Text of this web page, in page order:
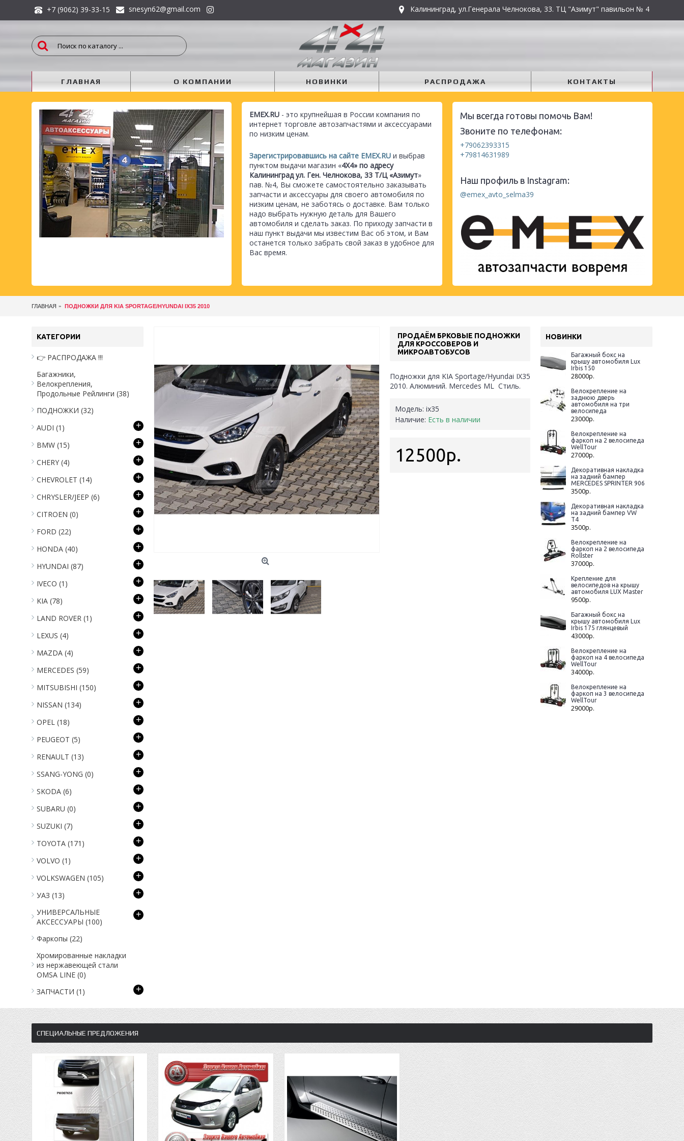
+7 (9062) 39-33-15 snesyn62@gmail.com Калининград, ул.Генерала Челнокова, 33. ТЦ "Азимут" павильон № 4
ГЛАВНАЯ О КОМПАНИИ НОВИНКИ РАСПРОДАЖА КОНТАКТЫ
EMEX.RU - это крупнейшая в России компания по
интернет торговле автозапчастями и аксессуарами
по низким ценам.
Зарегистрировавшись на сайте EMEX.RU и выбрав
пунктом выдачи магазин «4Х4» по адресу
Калининград ул. Ген. Челнокова, 33 Т/Ц «Азимут»
пав. №4, Вы сможете самостоятельно заказывать
запчасти и аксессуары для своего автомобиля по
низким ценам, не заботясь о доставке. Вам только
надо выбрать нужную деталь для Вашего
автомобиля и сделать заказ. По приходу запчасти в
наш пункт выдачи мы известим Вас об этом, и Вам
останется только забрать свой заказ в удобное для
Вас время.
Мы всегда готовы помочь Вам!
Звоните по телефонам:
+79062393315
+79814631989
Наш профиль в Instagram:
@emex_avto_selma39
ГЛАВНАЯ ПОДНОЖКИ ДЛЯ KIA SPORTAGE/HYUNDAI IX35 2010
КАТЕГОРИИ
👉 РАСПРОДАЖА !!!
Багажники,
Велокрепления,
Продольные Рейлинги (38)
ПОДНОЖКИ (32)
AUDI (1) +
BMW (15) +
CHERY (4) +
CHEVROLET (14) +
CHRYSLER/JEEP (6) +
CITROEN (0) +
FORD (22) +
HONDA (40) +
HYUNDAI (87) +
IVECO (1) +
KIA (78) +
LAND ROVER (1) +
LEXUS (4) +
MAZDA (4) +
MERCEDES (59) +
MITSUBISHI (150) +
NISSAN (134) +
OPEL (18) +
PEUGEOT (5) +
RENAULT (13) +
SSANG-YONG (0) +
SKODA (6) +
SUBARU (0) +
SUZUKI (7) +
TOYOTA (171) +
VOLVO (1) +
VOLKSWAGEN (105) +
УАЗ (13) +
УНИВЕРСАЛЬНЫЕ
АКСЕССУАРЫ (100)
+
Фаркопы (22)
Хромированные накладки
из нержавеющей стали
OMSA LINE (0)
ЗАПЧАСТИ (1) +
НОВИНКИ
Багажный бокс на
крышу автомобиля Lux
Irbis 150
28000р.
Велокрепление на
заднюю дверь
автомобиля на три
велосипеда
23000р.
Велокрепление на
фаркоп на 2 велосипеда
WellTour
27000р.
Декоративная накладка
на задний бампер
MERCEDES SPRINTER 906
3500р.
Декоративная накладка
на задний бампер VW
T4
3500р.
Велокрепление на
фаркоп на 2 велосипеда
Rollster
37000р.
Крепление для
велосипедов на крышу
автомобиля LUX Master
9500р.
Багажный бокс на
крышу автомобиля Lux
Irbis 175 глянцевый
43000р.
Велокрепление на
фаркоп на 4 велосипеда
WellTour
34000р.
Велокрепление на
фаркоп на 3 велосипеда
WellTour
29000р.
ПРОДАЁМ БРКОВЫЕ ПОДНОЖКИ
ДЛЯ КРОССОВЕРОВ И
МИКРОАВТОБУСОВ
Подножки для KIA Sportage/Hyundai IX35
2010. Алюминий. Mercedes ML Стиль.
Модель: ix35
Наличие: Есть в наличии
12500р.
СПЕЦИАЛЬНЫЕ ПРЕДЛОЖЕНИЯ